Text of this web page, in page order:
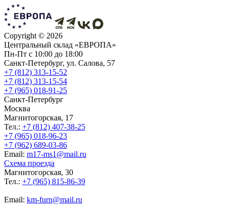
Copyright © 2026
Центральный склад «ЕВРОПА»
Пн-Пт с 10:00 до 18:00
Санкт-Петербург, ул. Салова, 57
+7 (812) 313-15-52
+7 (812) 313-15-54
+7 (965) 018-91-25
Санкт-Петербург
Москва
Магнитогорская, 17
Тел.: +7 (812) 407-38-25
+7 (965) 018-96-23
+7 (962) 689-03-86
Еmail: m17-ms1@mail.ru
Схема проезда
Магнитогорская, 30
Тел.: +7 (965) 815-86-39
Еmail: km-furn@mail.ru